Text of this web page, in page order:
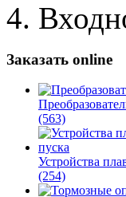
Заказать online
(563)
Устройства
(254)